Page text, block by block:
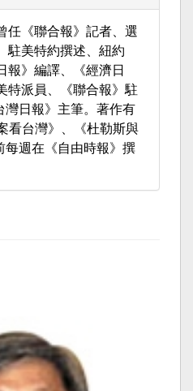
任《聯合報》記者、選
駐美特約撰述、紐約
報》編譯、《經濟日
特派員、《聯合報》駐
灣日報》主筆。著作有
看台灣》、《杜勒斯與
週在《自由時報》撰